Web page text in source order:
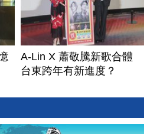
A-Lin X 蕭敬騰新歌合體
台東跨年有新進度？